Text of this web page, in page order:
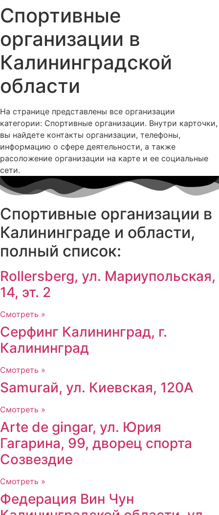
Спортивные
организации в
Калининградской
области
На странице представлены все организации
категории: Спортивные организации. Внутри карточки,
вы найдете контакты организации, телефоны,
информацию о сфере деятельности, а также
расоложение организации на карте и ее социальные
сети.
Спортивные организации в
Калининграде и области,
полный список:
Rollersberg, ул. Мариупольская,
14, эт. 2
Смотреть »
Серфинг Калининград, г.
Калининград
Смотреть »
Samuraй, ул. Киевская, 120А
Смотреть »
Arte de gingar, ул. Юрия
Гагарина, 99, дворец спорта
Созвездие
Смотреть »
Федерация Вин Чун